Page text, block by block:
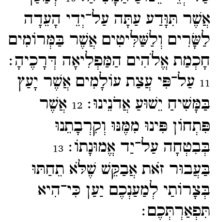
אֲשֶׁר תִּוָּדַע עַתָּה עַל־​יְדֵי הָעֵדָה
לַשָּׂרִים וְלַשַּׁלִּיטִים אֲשֶׁר בַּמְּרוֹמִים
חָכְמַת אֱלֹהִים הַמַּפְלִיאָה דְּרָכֶיהָ׃
11 עַל־​פִּי עֲצַת עוֹלָמִים אֲשֶׁר יָעַץ
בַּמָּשִׁיחַ יֵשׁוּעַ אֲדֹנֵינוּ׃12 אֲשֶׁר
פִּתְחוֹן פִּינוּ מִמֶּנּוּ וְקִרְבָתֵנוּ
בְּבִטְחָה עַל־​יַד אֱמוּנָתוֹ׃13
בַּעֲבוּר זֹאת אֲבַקֵּשׁ שֶׁלֹּא תֵחַתּוּ
בְּצָרוֹתַי לְמַעַנְכֶם יַעַן כִּי־​הִיא
תִּפְאַרְתְּכֶם׃